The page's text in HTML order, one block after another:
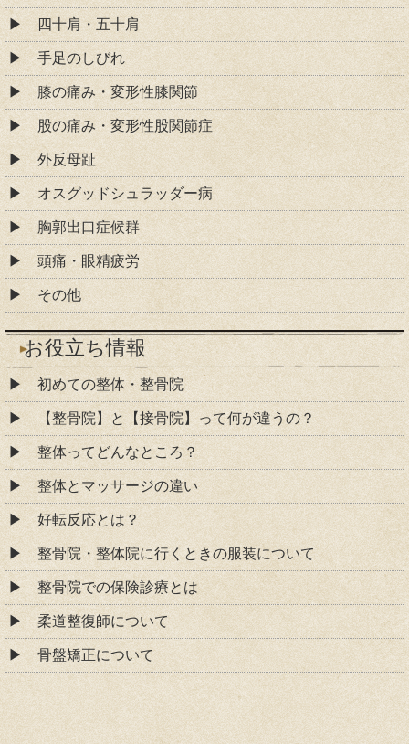
四十肩・五十肩
手足のしびれ
膝の痛み・変形性膝関節
股の痛み・変形性股関節症
外反母趾
オスグッドシュラッダー病
胸郭出口症候群
頭痛・眼精疲労
その他
お役立ち情報
初めての整体・整骨院
【整骨院】と【接骨院】って何が違うの？
整体ってどんなところ？
整体とマッサージの違い
好転反応とは？
整骨院・整体院に行くときの服装について
整骨院での保険診療とは
柔道整復師について
骨盤矯正について